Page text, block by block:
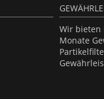
Wir bieten
Monate